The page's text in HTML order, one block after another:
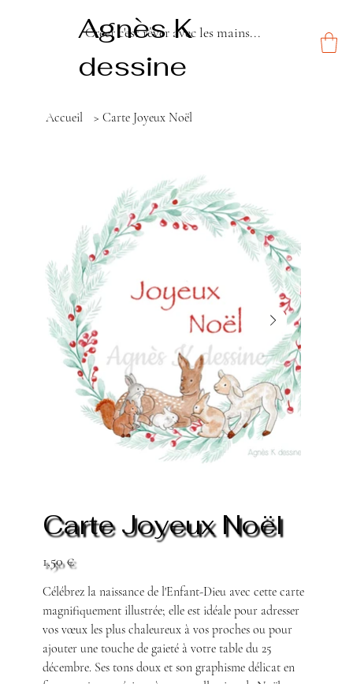
Agnès K
dessine
Créer c'est rêver avec les mains...
Accueil > Carte Joyeux Noël
Carte Joyeux Noël
1,50 €
Célébrez la naissance de l'Enfant-Dieu avec cette carte
magnifiquement illustrée; elle est idéale pour adresser
vos vœux les plus chaleureux à vos proches ou pour
ajouter une touche de gaieté à votre table du 25
décembre. Ses tons doux et son graphisme délicat en